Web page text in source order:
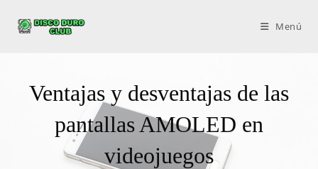
Menú
Ventajas y desventajas de las
pantallas AMOLED en
videojuegos